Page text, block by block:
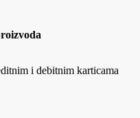
i debitnim karticama